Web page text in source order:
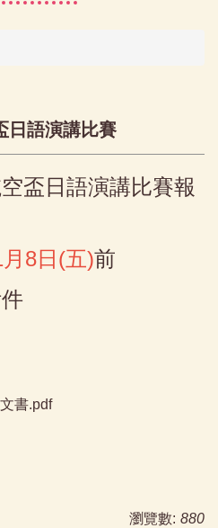
日語演講比賽
盃日語演講比賽報
月8日(五)前
書.pdf
瀏覽數: 880